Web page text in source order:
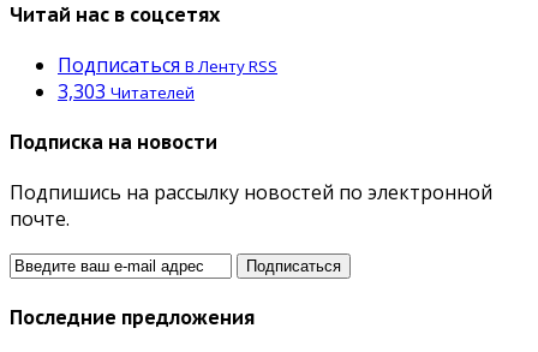
Читай нас в соцсетях
Подписаться В Ленту RSS
3,303 Читателей
Подписка на новости
Подпишись на рассылку новостей по электронной
почте.
Последние предложения